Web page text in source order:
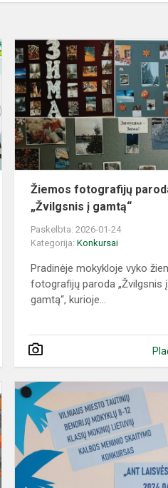
„HEREUROPE“
pristatymas
„Socialinių
tinklų
įtaka
jaunimo
p...
Žiemos fotografijų
„Žvilgsnis į gamtą“
Paskelbta: 2026-01-24
Kategorija:Konkursai
Pradinėje mokykloje vyko
fotografijų paroda „Žvilgsnis į
gamtą“, kurioje...
Demokratijos
žinių
konkursas
2024